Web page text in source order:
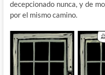
decepcionado nunca, y de
por el mismo camino.